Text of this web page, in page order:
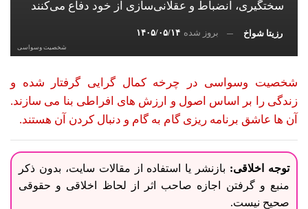
سختگیری، انضباط و عقلانی‌سازی از خود دفاع می‌کنند
رزیتا شواخ بروز شده ۱۴۰۵/۰۵/۱۴
شخصیت وسواسی
شخصیت وسواسی در چرخه کمال گرایی گرفتار شده و
زندگی را بر اساس اصول و ارزش های افراطی بنا می سازند.
آن ها عاشق برنامه ریزی گام به گام و دنبال کردن آن هستند.
توجه اخلاقی: بازنشر یا استفاده از مقالات سایت، بدون ذکر
منبع و گرفتن اجازه صاحب اثر از لحاظ اخلاقی و حقوقی
صحیح نیست.